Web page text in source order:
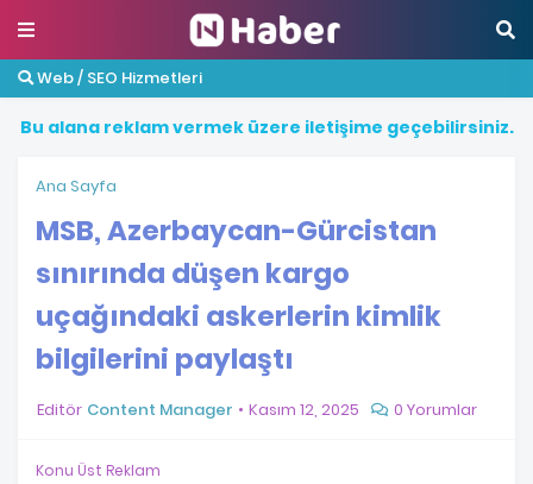
Web / SEO Hizmetleri
Bu alana reklamvermek üzere iletişime geçebilirsiniz.
Ana Sayfa
MSB, Azerbaycan-Gürcistan
sınırında düşen kargo
uçağındaki askerlerin kimlik
bilgilerini paylaştı
Editör Content Manager Kasım 12, 2025 0 Yorumlar
Konu Üst Reklam